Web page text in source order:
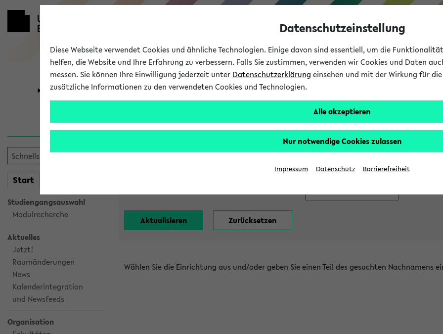
Universität Forschung Studium
Start
Studiengangsauswahl
Modulrecherche
Aktuelles
Jetzt!
Raumänderungen
News
Kalenderintegration
und Newsfeeds
Organisation
Alle Lehrenden
Wählen Sie die Einrichtung aus und/oder geben Sie einen Teil des gesuchten Nachnamens
Datenschutzeinstellung
Diese Webseite verwendet Cookies und ähnliche Technologien. Einige davon sind essentiell, um die
helfen, die Website und Ihre Erfahrung zu verbessern. Falls Sie zustimmen, verwenden wir Cookies und Daten
messen. Sie können Ihre Einwilligung jederzeit unter Datenschutzerklärung einsehen und mit der Wirkung für
zusätzliche Informationen zu den verwendeten Cookies und Technologien.
Alle akzeptieren
Nur notwendige Cookies zulassen
Impressum Datenschutz Barrierefreiheit